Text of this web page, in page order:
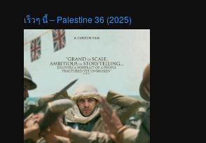
เร็วๆ นี้ – Palestine 36 (2025)